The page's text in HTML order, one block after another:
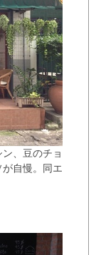
、豆のチョ
自慢。同エ